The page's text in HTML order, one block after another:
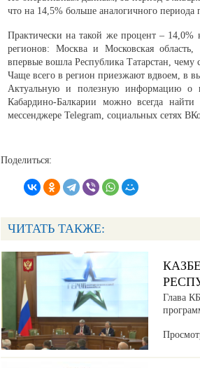
что на 14,5% больше аналогичного периода
Практически на такой же процент – 14,0%
регионов: Москва и Московская область,
впервые вошла Республика Татарстан, чему
Чаще всего в регион приезжают вдвоем, в
Актуальную и полезную информацию о
Кабардино-Балкарии можно всегда
мессенджере Telegram, социальных сетях
Поделиться:
ЧИТАТЬ ТАКЖЕ:
Глава